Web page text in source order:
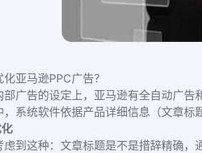
亚马逊PPC广告？
部广告的设定上，亚马逊有全自动广告
系统软件依据产品详细信息（文章标
到这种：文章标题是不是措辞精确，